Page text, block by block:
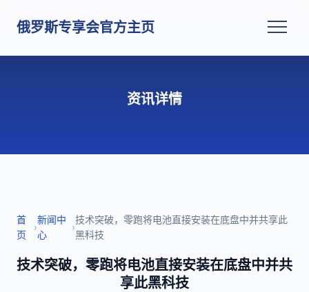
俄罗斯专享会官方主页
资讯详情
首
页
›
新闻中
心
›
技术突破，零跑将电池直接安装在底盘中并共享此
黑科技
技术突破，零跑将电池直接安装在底盘中并共
享此黑科技